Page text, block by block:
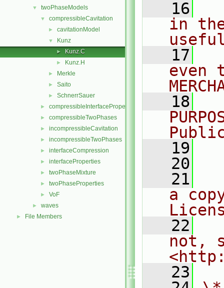
▼ twoPhaseModels
▼ compressibleCavitation
► cavitationModel
▼ Kunz
► Kunz.C
► Kunz.H
► Merkle
► Saito
► SchnerrSauer
► compressibleInterfaceProperties
► compressibleTwoPhases
► incompressibleCavitation
► incompressibleTwoPhases
► interfaceCompression
► interfaceProperties
► twoPhaseMixture
► twoPhaseProperties
► VoF
► waves
► File Members
   16
in
   17
even
   18
   19
   20
   21
a
   22
not,
   23